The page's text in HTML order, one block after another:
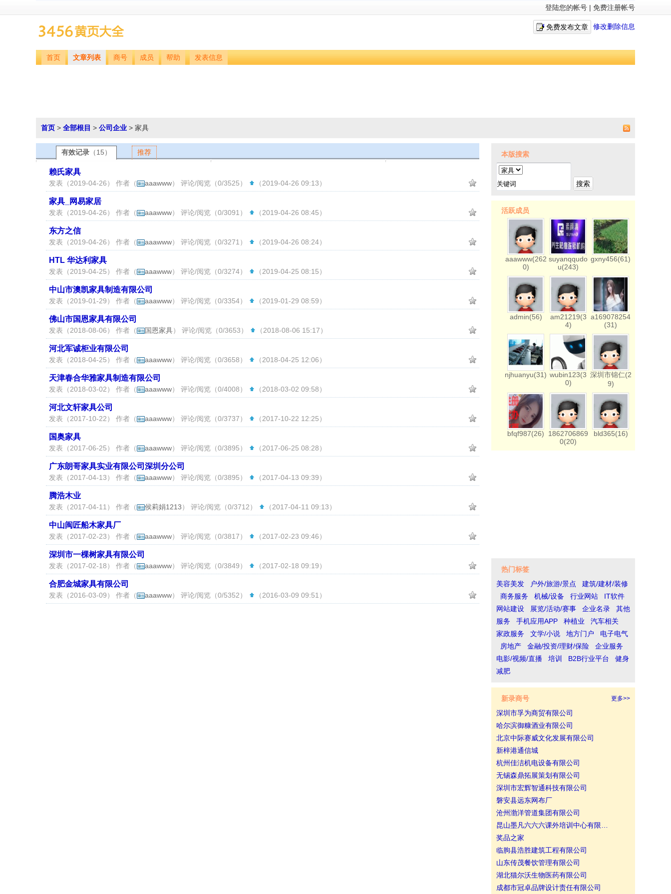
登陆您的帐号 | 免费注册帐号
免费发布文章 修改删除信息
首页 文章列表 商号 成员 帮助 发表信息
首页 > 全部根目 > 公司企业 > 家具
有效记录 （15） 推荐
赖氏家具
发表（2019-04-26） 作者（ aaawww） 评论/阅览（0/3525） （2019-04-26 09:13）
家具_网易家居
发表（2019-04-26） 作者（ aaawww） 评论/阅览（0/3091） （2019-04-26 08:45）
东方之信
发表（2019-04-26） 作者（ aaawww） 评论/阅览（0/3271） （2019-04-26 08:24）
HTL 华达利家具
发表（2019-04-25） 作者（ aaawww） 评论/阅览（0/3274） （2019-04-25 08:15）
中山市澳凯家具制造有限公司
发表（2019-01-29） 作者（ aaawww） 评论/阅览（0/3354） （2019-01-29 08:59）
佛山市国恩家具有限公司
发表（2018-08-06） 作者（ 国恩家具） 评论/阅览（0/3653） （2018-08-06 15:17）
河北军诚柜业有限公司
发表（2018-04-25） 作者（ aaawww） 评论/阅览（0/3658） （2018-04-25 12:06）
天津春合华雅家具制造有限公司
发表（2018-03-02） 作者（ aaawww） 评论/阅览（0/4008） （2018-03-02 09:58）
河北文轩家具公司
发表（2017-10-22） 作者（ aaawww） 评论/阅览（0/3737） （2017-10-22 12:25）
国奥家具
发表（2017-06-25） 作者（ aaawww） 评论/阅览（0/3895） （2017-06-25 08:28）
广东朗哥家具实业有限公司深圳分公司
发表（2017-04-13） 作者（ aaawww） 评论/阅览（0/3895） （2017-04-13 09:39）
腾浩木业
发表（2017-04-11） 作者（ 侯莉娟1213） 评论/阅览（0/3712） （2017-04-11 09:13）
中山闽匠船木家具厂
发表（2017-02-23） 作者（ aaawww） 评论/阅览（0/3817） （2017-02-23 09:46）
深圳市一棵树家具有限公司
发表（2017-02-18） 作者（ aaawww） 评论/阅览（0/3849） （2017-02-18 09:19）
合肥金城家具有限公司
发表（2016-03-09） 作者（ aaawww） 评论/阅览（0/5352） （2016-03-09 09:51）
本版搜索
搜索
活跃成员
aaawww(262
0)
suyanqqudo
u(243)
gxny456(61)
admin(56)
am21219(3
4)
a169078254
(31)
njhuanyu(31) wubin123(3
0)
深圳市锦仁(2
9)
bfqf987(26)
1862706869
0(20)
bld365(16)
热门标签
美容美发
户外/旅游/景点
建筑/建材/装修
商务服务
机械/设备 行业网站
IT软件
网站建设
展览/活动/赛事 企业名录
其他
服务
手机应用APP 种植业
汽车相关
家政服务
文学/小说 地方门户
电子电气
房地产
金融/投资/理财/保险
企业服务
电影/视频/直播
培训 B2B行业平台
健身
减肥
更多>>
新录商号
深圳市孚为商贸有限公司
哈尔滨御糠酒业有限公司
北京中际赛威文化发展有限公司
新梓港通信城
杭州佳洁机电设备有限公司
无锡森鼎拓展策划有限公司
深圳市宏辉智通科技有限公司
磐安县远东网布厂
沧州渤洋管道集团有限公司
昆山墨凡六六六课外培训中心有限…
奖品之家
临朐县浩胜建筑工程有限公司
山东传茂餐饮管理有限公司
湖北猫尔沃生物医药有限公司
成都市冠卓品牌设计责任有限公司